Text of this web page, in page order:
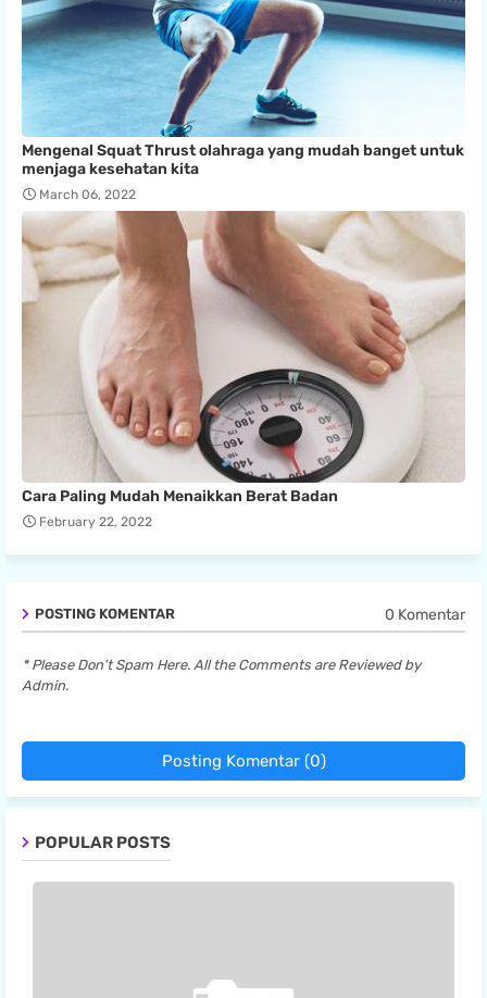
Mengenal Squat Thrust olahraga yang mudah banget untuk
menjaga kesehatan kita
March 06, 2022
Cara Paling Mudah Menaikkan Berat Badan
February 22, 2022
POSTING KOMENTAR 0 Komentar
* Please Don't Spam Here. All the Comments are Reviewed by
Admin.
Posting Komentar (0)
POPULAR POSTS